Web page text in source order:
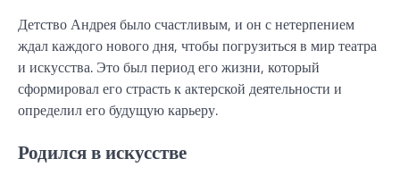
Детство Андрея было счастливым, и он с нетерпением
ждал каждого нового дня, чтобы погрузиться в мир театра
и искусства. Это был период его жизни, который
сформировал его страсть к актерской деятельности и
определил его будущую карьеру.
Родился в искусстве